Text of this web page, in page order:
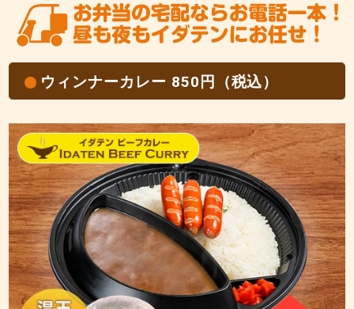
ウィンナーカレー 850円（税込）